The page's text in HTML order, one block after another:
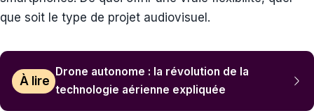
que soit le type de projet audiovisuel.
À lire
Drone autonome : la révolution de la
technologie aérienne expliquée